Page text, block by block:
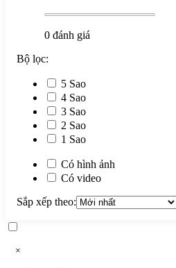
0 đánh giá
Bộ lọc:
5 Sao
4 Sao
3 Sao
2 Sao
1 Sao
Có hình ảnh
Có video
Sắp xếp theo:
×